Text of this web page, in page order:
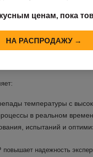
приборы для
используются в
на результаты
видеть то, что
эксплуатации. С их
до энергетики,
температуры с
в реальном
испытаний и
надежность
ценам, пока
НА РАСПРОДАЖУ →